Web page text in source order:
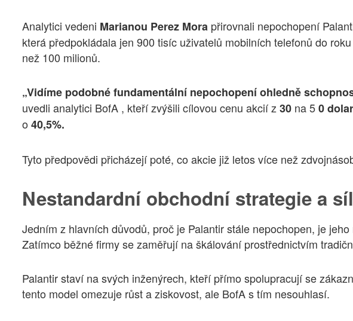
Analytici vedeni Marianou Perez Mora přirovnali nepochopení
která předpokládala jen 900 tisíc uživatelů mobilních telefonů do
než 100 milionů.
„Vidíme podobné fundamentální nepochopení ohledně
uvedli analytici BofA , kteří zvýšili cílovou cenu akcií z 30 na 50
o 40,5%.
Tyto předpovědi přicházejí poté, co akcie již letos více než
Nestandardní obchodní strategie a
Jedním z hlavních důvodů, proč je Palantir stále nepochopen, je
Zatímco běžné firmy se zaměřují na škálování prostřednictvím
Palantir staví na svých inženýrech, kteří přímo spolupracují se
tento model omezuje růst a ziskovost, ale BofA s tím nesouhlasí.